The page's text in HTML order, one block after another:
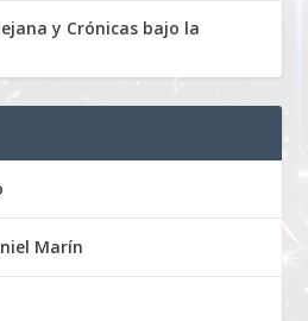
y Crónicas bajo la
Marín